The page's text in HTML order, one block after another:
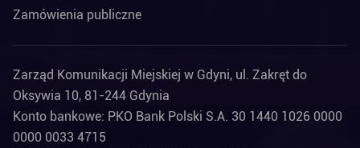
Zamówienia publiczne
Zarząd Komunikacji Miejskiej w Gdyni, ul. Zakręt do
Oksywia 10, 81-244 Gdynia
Konto bankowe: PKO Bank Polski S.A. 30 1440 1026 0000
0000 0033 4715